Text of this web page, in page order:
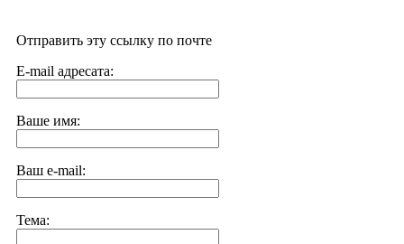
Отправить эту ссылку по почте
E-mail адресата:
Ваше имя:
Ваш e-mail:
Тема: